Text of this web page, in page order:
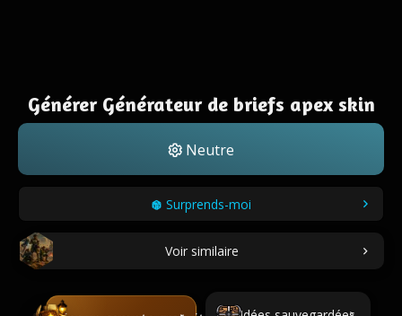
Générer Générateur de briefs apex skin
Neutre
Surprends-moi
Voir similaire